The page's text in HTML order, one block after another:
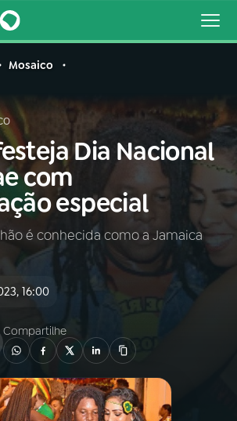
Buscar
AO VIVO
Mosaico
Dia Nacional
com
especial
é conhecida como a Jamaica
16:00
Compartilhe